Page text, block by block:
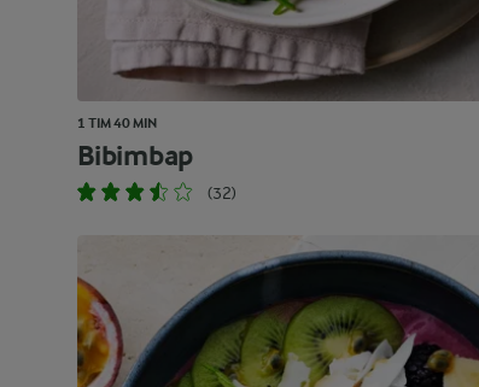
1 TIM 40 MIN
Bibimbap
(32)